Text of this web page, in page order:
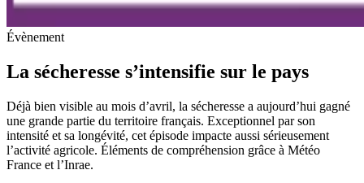
Évènement
La sécheresse s’intensifie sur le pays
Déjà bien visible au mois d’avril, la sécheresse a aujourd’hui gagné
une grande partie du territoire français. Exceptionnel par son
intensité et sa longévité, cet épisode impacte aussi sérieusement
l’activité agricole. Éléments de compréhension grâce à Météo
France et l’Inrae.